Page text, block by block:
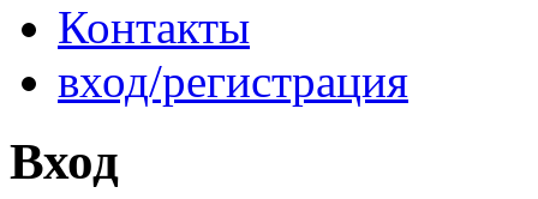
Контакты
вход/регистрация
Вход